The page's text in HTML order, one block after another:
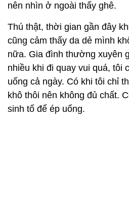
nên nhìn ở ngoài thấy ghê.
Thú thật, thời gian gần đây
cũng cảm thấy da dẻ mình
nữa. Gia đình thường xuyên
nhiều khi đi quay vui quá, tôi
uống cả ngày. Có khi tôi chỉ
khô thôi nên không đủ chất.
sinh tố để ép uống.